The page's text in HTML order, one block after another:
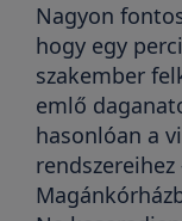
Nagyon
hogy egy
szakember
emlő
hasonlóan a